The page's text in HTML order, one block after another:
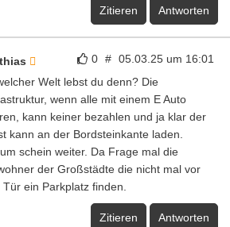
Zitieren Antworten
0 # 05.03.25 um 16:01
Welt lebst du denn? Die
wenn alle mit einem E Auto
kann keiner bezahlen und ja klar der
kann an der Bordsteinkante laden.
schein weiter. Da Frage mal die
der Großstädte die nicht mal vor
Tür ein Parkplatz finden.
Zitieren Antworten